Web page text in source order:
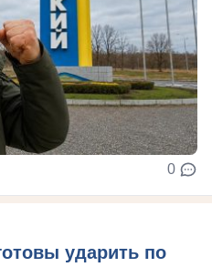
0
ударить по